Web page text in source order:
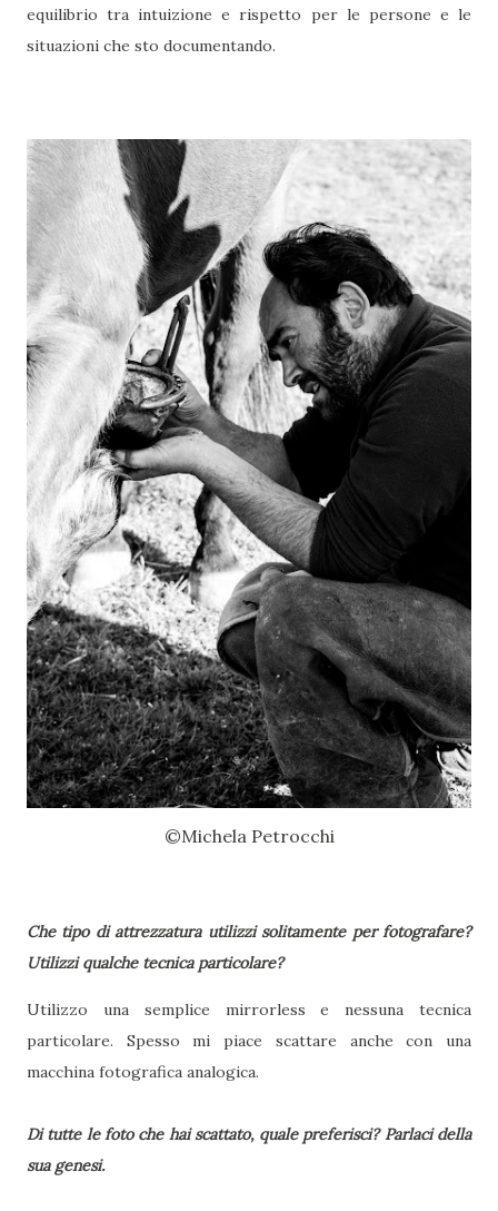
equilibrio tra intuizione e rispetto per le persone e le
situazioni che sto documentando.
©Michela Petrocchi
Che tipo di attrezzatura utilizzi solitamente per fotografare?
Utilizzi qualche tecnica particolare?
Utilizzo una semplice mirrorless e nessuna tecnica
particolare. Spesso mi piace scattare anche con una
macchina fotografica analogica.
Di tutte le foto che hai scattato, quale preferisci? Parlaci della
sua genesi.